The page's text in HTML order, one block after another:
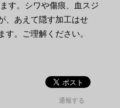
す。シワや傷痕、血スジ
、あえて隠す加工はせ
。ご理解ください。
通報する